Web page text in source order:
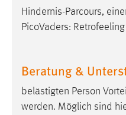
Hindernis-Parcours,
PicoVaders:
Beratung &
belästigten Person
werden. Möglich sind
in